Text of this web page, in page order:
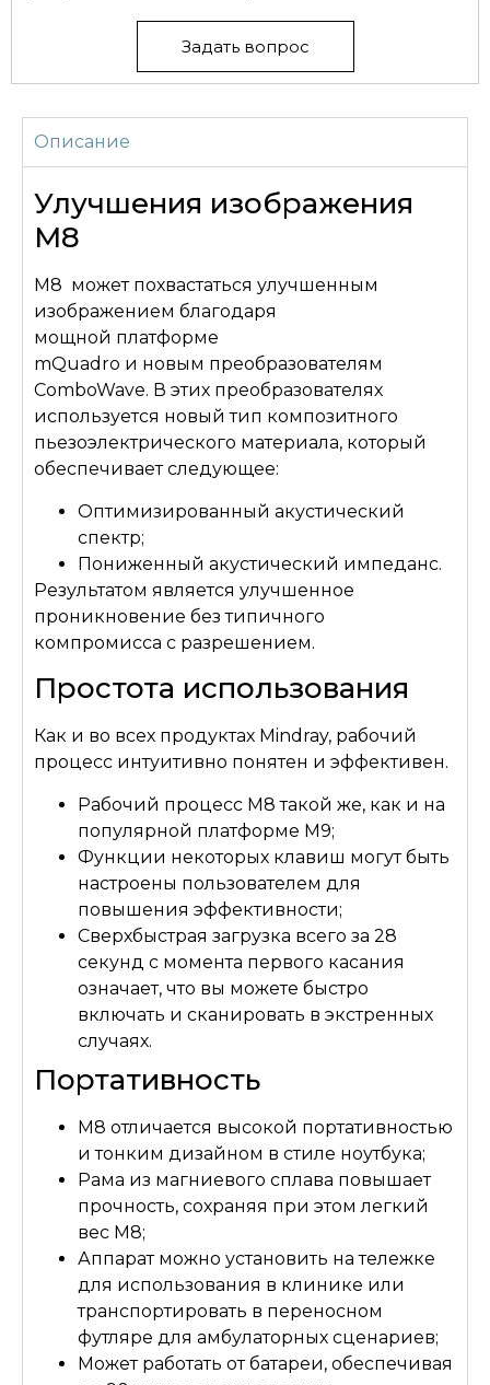
Задать вопрос
Описание
Улучшения изображения
M8
M8 может похвастаться улучшенным
изображением благодаря
мощной платформе
mQuadro и новым преобразователям
ComboWave. В этих преобразователях
используется новый тип композитного
пьезоэлектрического материала, который
обеспечивает следующее:
Оптимизированный акустический
спектр;
Пониженный акустический импеданс.
Результатом является улучшенное
проникновение без типичного
компромисса с разрешением.
Простота использования
Как и во всех продуктах Mindray, рабочий
процесс интуитивно понятен и эффективен.
Рабочий процесс M8 такой же, как и на
популярной платформе M9;
Функции некоторых клавиш могут быть
настроены пользователем для
повышения эффективности;
Сверхбыстрая загрузка всего за 28
секунд с момента первого касания
означает, что вы можете быстро
включать и сканировать в экстренных
случаях.
Портативность
M8 отличается высокой портативностью
и тонким дизайном в стиле ноутбука;
Рама из магниевого сплава повышает
прочность, сохраняя при этом легкий
вес M8;
Аппарат можно установить на тележке
для использования в клинике или
транспортировать в переносном
футляре для амбулаторных сценариев;
Может работать от батареи, обеспечивая